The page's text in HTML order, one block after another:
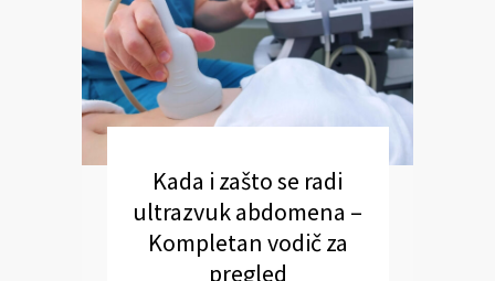
Kada i zašto se radi
ultrazvuk abdomena –
Kompletan vodič za
pregled